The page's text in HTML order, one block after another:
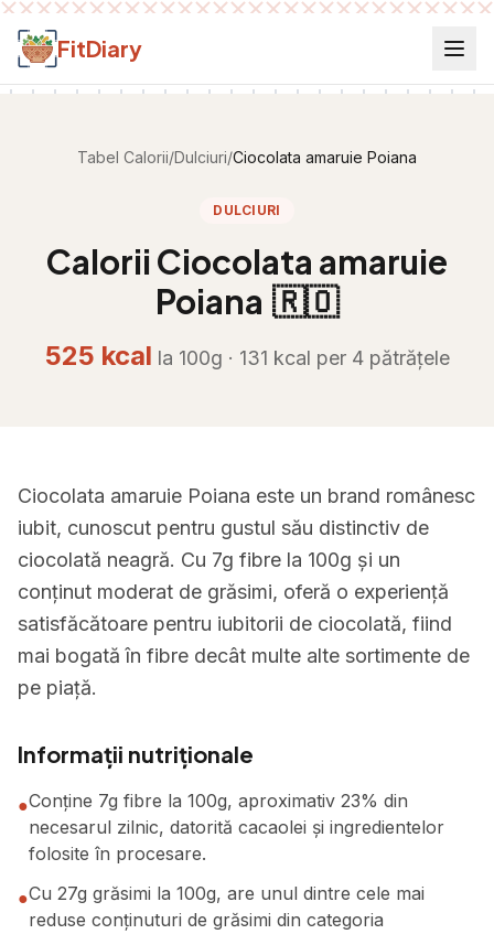
Salt la conținut
FitDiary
Tabel Calorii/Dulciuri/Ciocolata amaruie Poiana
DULCIURI
Calorii Ciocolata amaruie
Poiana 🇷🇴
525 kcal la 100g · 131 kcal per 4 pătrățele
Ciocolata amaruie Poiana este un brand românesc
iubit, cunoscut pentru gustul său distinctiv de
ciocolată neagră. Cu 7g fibre la 100g și un
conținut moderat de grăsimi, oferă o experiență
satisfăcătoare pentru iubitorii de ciocolată, fiind
mai bogată în fibre decât multe alte sortimente de
pe piață.
Informații nutriționale
●Conține 7g fibre la 100g, aproximativ 23% din
necesarul zilnic, datorită cacaolei și ingredientelor
folosite în procesare.
●Cu 27g grăsimi la 100g, are unul dintre cele mai
reduse conținuturi de grăsimi din categoria